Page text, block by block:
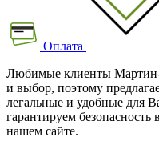
Оплата
Любимые клиенты
и выбор, поэтому
легальные и удобные для
гарантируем
нашем сайте.